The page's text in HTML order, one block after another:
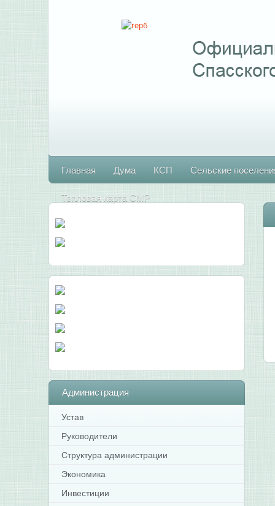
Главная Дума КСП Сельские
Тепловая карта СМР
Администрация
Устав
Руководители
Структура администрации
Экономика
Инвестиции